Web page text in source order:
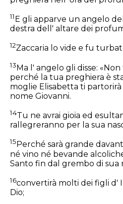
11 E gli apparve un angelo
destra dell' altare dei
12Zaccaria lo vide e fu
13Ma l' angelo gli disse:
perché la tua preghiera è
moglie Elisabetta ti
nome Giovanni.
14Tu ne avrai gioia ed
rallegreranno per la sua
15 Perché sarà grande
né vino né bevande
Santo fin dal grembo di sua
16convertirà molti dei figli d'
Dio;